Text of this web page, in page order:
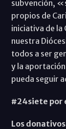
subvención,
propios de
iniciativa de la
nuestra
todos a ser
y la
pueda seguir
#24siete por
Los